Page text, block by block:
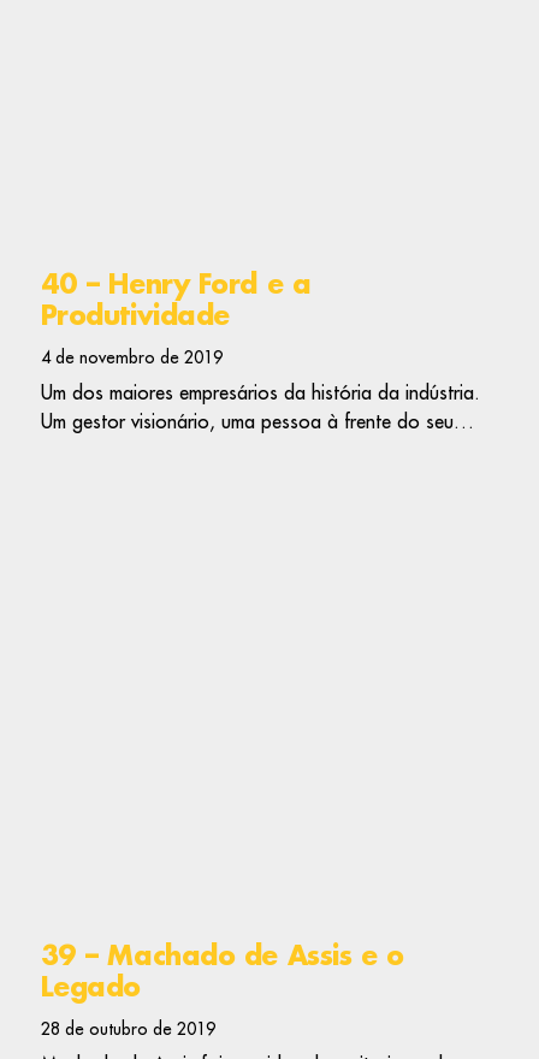
40 – Henry Ford e a
Produtividade
4 de novembro de 2019
Um dos maiores empresários da história da indústria.
Um gestor visionário, uma pessoa à frente do seu…
39 – Machado de Assis e o
Legado
28 de outubro de 2019